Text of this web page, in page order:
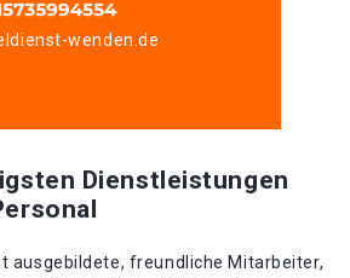
wenden.de
Dienstleistungen
ausgebildete, freundliche Mitarbeiter,